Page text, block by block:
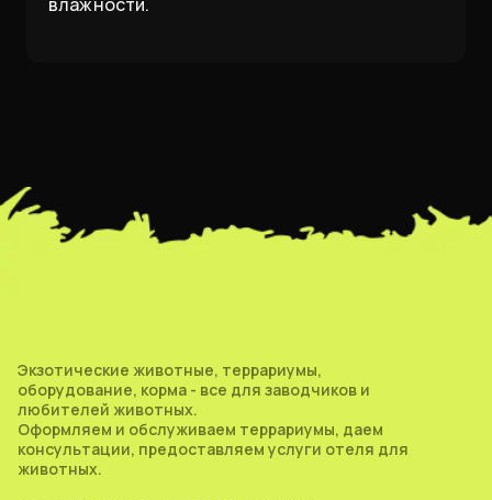
Экзотические животные, террариумы,
оборудование, корма - все для заводчиков и
любителей животных.
Оформляем и обслуживаем террариумы, даем
консультации, предоставляем услуги отеля для
животных.